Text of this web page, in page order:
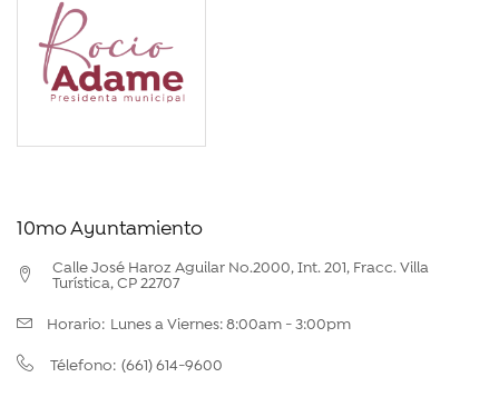
10mo Ayuntamiento
Calle José Haroz Aguilar No.2000, Int. 201, Fracc. Villa
Turística, CP 22707
Horario: Lunes a Viernes: 8:00am - 3:00pm
Télefono: (661) 614-9600